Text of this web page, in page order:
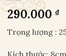
290.000 ₫
Trọng lượng :
Kích thước: